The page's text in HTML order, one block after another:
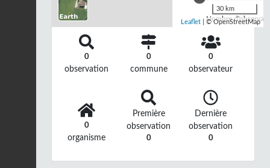
Nombre
30 km
Leaflet | © OpenStreetMap
0
observation
0
commune
0
observateur
0
organisme
Première
observation
0
Dernière
observation
0